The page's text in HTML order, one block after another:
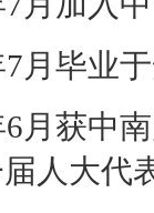
毕业于
获中南
人大代